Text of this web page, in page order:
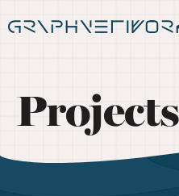
Projects